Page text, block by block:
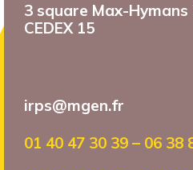
3 square Max-Hymans
CEDEX 15
irps@mgen.fr
01 40 47 30 39 – 06 38